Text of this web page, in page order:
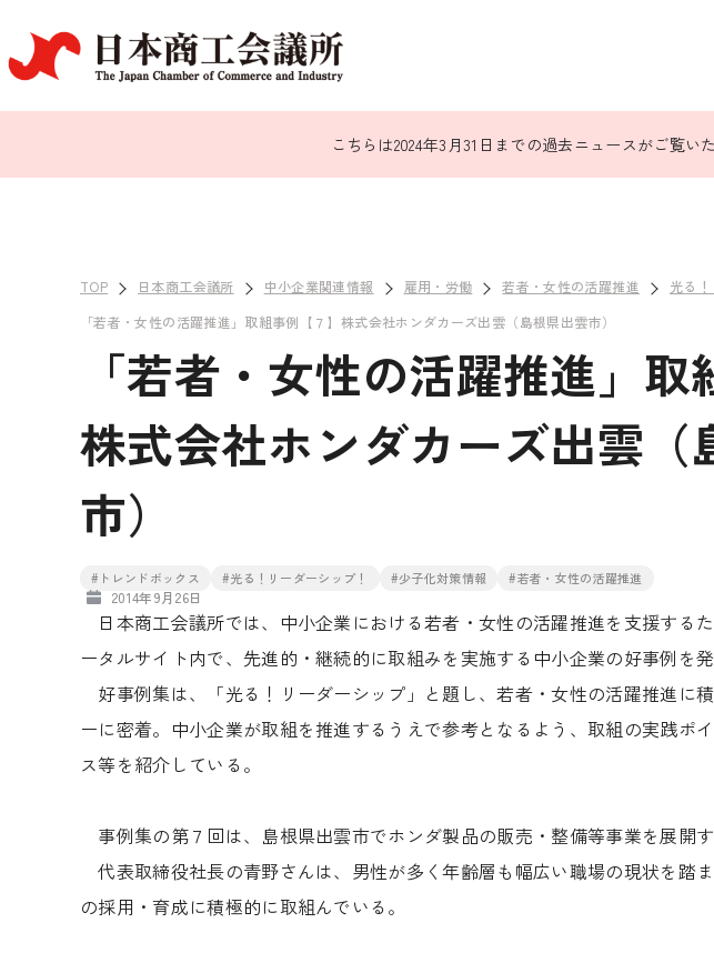
こちらは2024年3月31日までの過去ニュースがご覧い
TOP 日本商工会議所 中小企業関連情報 雇用・労働 若者・女性の活躍推進
光る！
「若者・女性の活躍推進」取組事例【７】株式会社ホンダカーズ出雲（島根県出雲市）
「若者・女性の活躍推進」取
株式会社ホンダカーズ出雲（
市）
#トレンドボックス #光る！リーダーシップ！ #少子化対策情報 #若者・女性の活躍推進
2014年9月26日
日本商工会議所では、中小企業における若者・女性の活躍推進を支援する
ータルサイト内で、先進的・継続的に取組みを実施する中小企業の好事例を
好事例集は、「光る！リーダーシップ」と題し、若者・女性の活躍推進に
ーに密着。中小企業が取組を推進するうえで参考となるよう、取組の実践ポ
ス等を紹介している。
事例集の第７回は、島根県出雲市でホンダ製品の販売・整備等事業を展開
代表取締役社長の青野さんは、男性が多く年齢層も幅広い職場の現状を踏
の採用・育成に積極的に取組んでいる。